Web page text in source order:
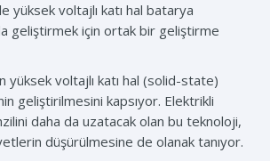
yüksek voltajlı katı hal batarya
geliştirmek için ortak bir geliştirme
yüksek voltajlı katı hal (solid-state)
geliştirilmesini kapsıyor. Elektrikli
daha da uzatacak olan bu teknoloji,
düşürülmesine de olanak tanıyor.